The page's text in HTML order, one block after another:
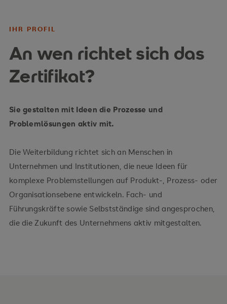
IHR PROFIL
An wen richtet sich das
Zertifikat?
Sie gestalten mit Ideen die Prozesse und
Problemlösungen aktiv mit.
Die Weiterbildung richtet sich an Menschen in
Unternehmen und Institutionen, die neue Ideen für
komplexe Problemstellungen auf Produkt-, Prozess- oder
Organisationsebene entwickeln. Fach- und
Führungskräfte sowie Selbstständige sind angesprochen,
die die Zukunft des Unternehmens aktiv mitgestalten.